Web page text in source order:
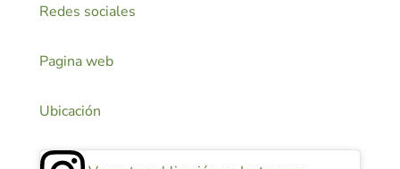
Redes sociales
Pagina web
Ubicación